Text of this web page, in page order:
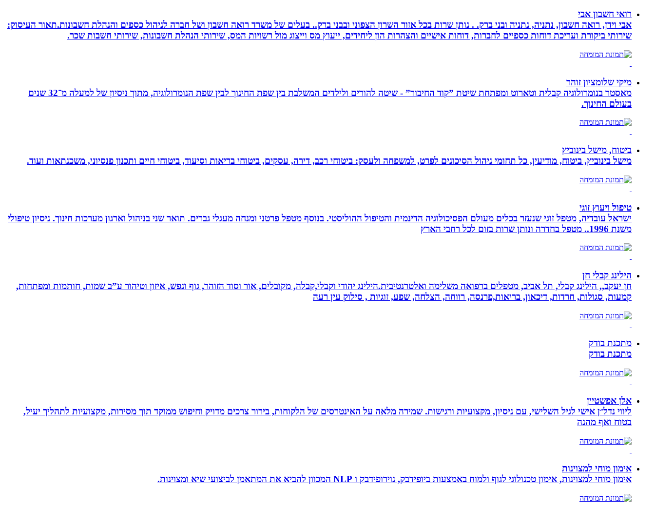
רואי חשבון אבי
אבי וידן, רואה חשבון, נתניה, נתניה ובני ברק. . נותן שרות בכל אזור השרון הצפוני ובבני ברק.. בעלים של משרד רואה חשבון ושל חברה לניהול כספים והנהלת חשבונות.תאור העיסוק:
שירותי ביקורת ועריכת דוחות כספיים לחברות, דוחות אישיים והצהרות הון ליחידים, ייעוץ מס וייצוג מול רשויות המס, שירותי הנהלת חשבונות, שירותי חשבות שכר.
מיקי שלומציון זוהר
מאסטר בנומרולוגיה קבלית וטארוט ומפתחת שיטת ”קוד החיבור” - שיטה להורים ולילדים המשלבת בין שפת החינוך לבין שפת הנומרולוגיה, מתוך ניסיון של למעלה מ־32 שנים
בעולם החינוך.
ביטוח, מישל בינוביץ
מישל בינוביץ, ביטוח, מודיעין, כל תחומי ניהול הסיכונים לפרט, למשפחה ולעסק: ביטוחי רכב, דירה, עסקים, ביטוחי בריאות וסיעוד, ביטוחי חיים ותכנון פנסיוני, משכנתאות ועוד.
טיפול ויעוץ זוגי
ישראל עובדיה, מטפל זוגי שנעזר בכלים מעולם הפסיכולוגיה הדינמית והטיפול ההוליסטי. בנוסף מטפל פרטני ומנחה מעגלי גברים. תואר שני בניהול וארגון מערכות חינוך. ניסיון טיפולי
משנת 1996.. מטפל בחדרה ונותן שרות בזום לכל רחבי הארץ
הילינג קבלי חן
חן יעקב,, הילינג קבלי, תל אביב, מטפלים ברפואה משלימה ואלטרנטיבית.הילינג יהודי וקבלי,קבלה, מקובלים, אור וסוד הזוהר, גוף ונפש, איזון וטיהור ע”ב שמות, חותמות ומפתחות,
קמעות, סגולות, חרדות, דיכאון, בריאות,פרנסה, רווחה, הצלחה, שפע, זוגיות , סילוק עין רעה
מתכנת בודק
מתכנת בודק
אלן אפשטיין
ליווי נדל״ן אישי לגיל השלישי, עם ניסיון, מקצועיות ורגישות. שמירה מלאה על האינטרסים של הלקוחות, בירור צרכים מדויק וחיפוש ממוקד תוך מסירות, מקצועיות לתהליך יעיל,
בטוח ואף מהנה
אימון מוחי למצוינות
אימון מוחי למצוינות, אימון טכנולוגי לגוף ולמוח באמצעות ביופידבק, נוירופידבק ו NLP המכוון להביא את המתאמן לביצועי שיא ומצוינות.